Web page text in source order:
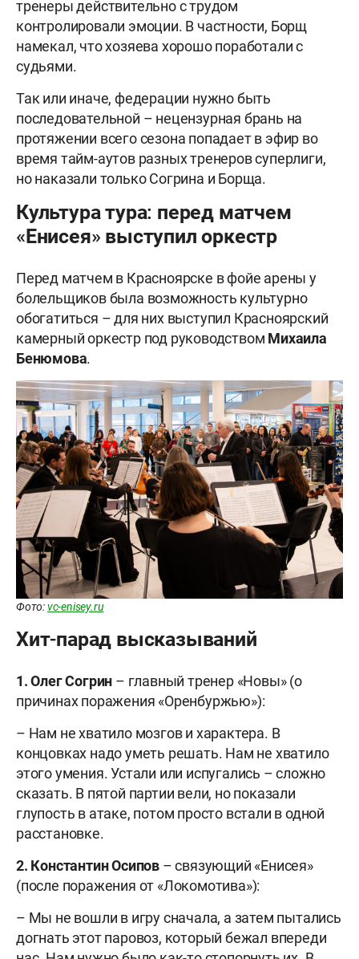
тренеры действительно с трудом
контролировали эмоции. В частности, Борщ
намекал, что хозяева хорошо поработали с
судьями.
Так или иначе, федерации нужно быть
последовательной – нецензурная брань на
протяжении всего сезона попадает в эфир во
время тайм-аутов разных тренеров суперлиги,
но наказали только Согрина и Борща.
Культура тура: перед матчем
«Енисея» выступил оркестр
Перед матчем в Красноярске в фойе арены у
болельщиков была возможность культурно
обогатиться – для них выступил Красноярский
камерный оркестр под руководством Михаила
Бенюмова.
Фото:vc-enisey.ru
Хит-парад высказываний
1. Олег Согрин – главный тренер «Новы» (о
причинах поражения «Оренбуржью»):
– Нам не хватило мозгов и характера. В
концовках надо уметь решать. Нам не хватило
этого умения. Устали или испугались – сложно
сказать. В пятой партии вели, но показали
глупость в атаке, потом просто встали в одной
расстановке.
2. Константин Осипов – связующий «Енисея»
(после поражения от «Локомотива»):
– Мы не вошли в игру сначала, а затем пытались
догнать этот паровоз, который бежал впереди